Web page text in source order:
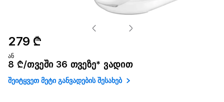
279 ₾
ან
8 ₾/თვეში 36 თვეზე* ვადით
შეიტყვეთ მეტი განვადების შესახებ